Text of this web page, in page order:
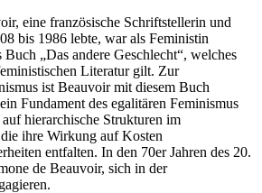
eine französische Schriftstellerin und
bis 1986 lebte, war als Feministin
Buch „Das andere Geschlecht“, welches
Literatur gilt. Zur
ist Beauvoir mit diesem Buch
Fundament des egalitären Feminismus
hierarchische Strukturen im
ihre Wirkung auf Kosten
entfalten. In den 70er Jahren des 20.
de Beauvoir, sich in der